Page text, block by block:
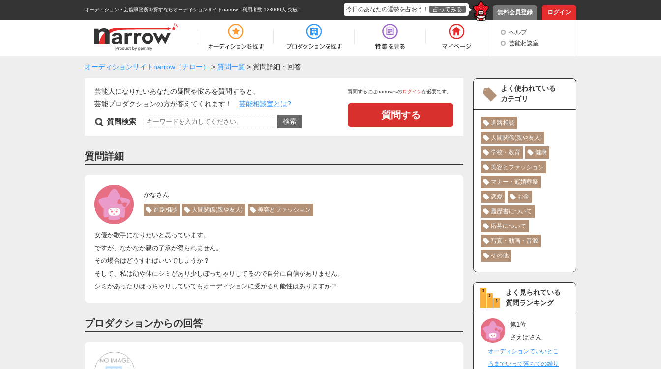
オーディション・芸能事務所を探すならオーディションサイトnarrow ：利用者数 128000人 突破！ 無料会員登録 ログイン
今日のあなたの運勢を占おう！ 占ってみる
ヘルプ
芸能相談室
オーディションサイトnarrow（ナロー） > 質問一覧 > 質問詳細・回答
芸能人になりたいあなたの疑問や悩みを質問すると、
芸能プロダクションの方が答えてくれます！ 芸能相談室とは?
質問検索
質問するにはnarrowへのログインが必要です。
質問する
質問詳細
かなさん
進路相談 人間関係(親や友人) 美容とファッション
女優か歌手になりたいと思っています。
ですが、なかなか親の了承が得られません。
その場合はどうすればいいでしょうか？
そして、私は顔や体にシミがあり少しぽっちゃりしてるので自分に自信がありません。
シミがあったりぽっちゃりしていてもオーディションに受かる可能性はありますか？
プロダクションからの回答
よく使われている
カテゴリ
進路相談
人間関係(親や友人)
学校・教育 健康
美容とファッション
マナー・冠婚葬祭
恋愛 お金
履歴書について
応募について
写真・動画・音源
その他
よく見られている
質問ランキング
第1位
さえぽさん
オーディションでいいとこ
ろまでいって落ちての繰り